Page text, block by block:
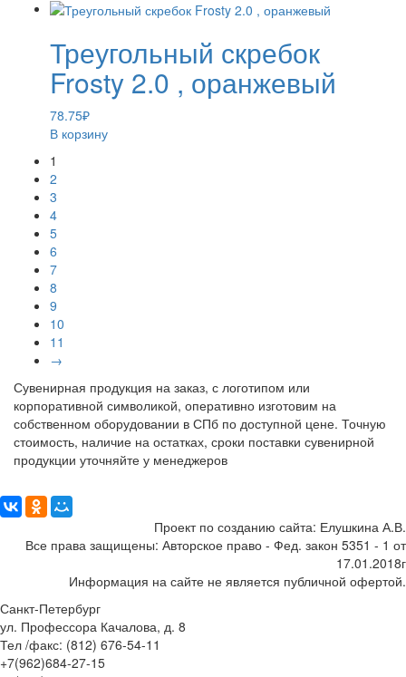
Треугольный скребок
Frosty 2.0 , оранжевый
78.75₽
В корзину
1
2
3
4
5
6
7
8
9
10
11
→
Сувенирная продукция на заказ, с логотипом или
корпоративной символикой, оперативно изготовим на
собственном оборудовании в СПб по доступной цене. Точную
стоимость, наличие на остатках, сроки поставки сувенирной
продукции уточняйте у менеджеров
Проект по созданию сайта: Елушкина А.В.
Все права защищены: Авторское право - Фед. закон 5351 - 1 от
17.01.2018г
Информация на сайте не является публичной офертой.
Санкт-Петербург
ул. Профессора Качалова, д. 8
Тел /факс: (812) 676-54-11
+7(962)684-27-15